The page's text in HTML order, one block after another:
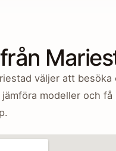
väljer att
modeller och få